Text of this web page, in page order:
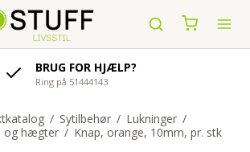
AFSENDELSE AF ORDRE
indenfor 1-4 hverdage
/ Sytilbehør / Lukninger /
og hægter / Knap, orange, 10mm, pr. stk